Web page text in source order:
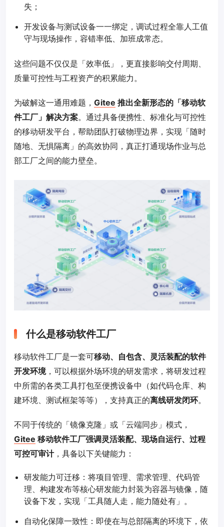
失；
开发设备与测试设备一一绑定，调试过程全靠人工值
守与现场操作，容错率低、加班成常态。
这些问题不仅仅是「效率低」，更直接影响交付周期、
质量可控性与工程资产的积累能力。
为破解这一通用难题， Gitee 推出全新形态的「移动软
件工厂」解决方案。通过具备便携性、标准化与可控性
的移动研发平台，帮助团队打破物理边界，实现「随时
随地、无惧隔离」的高效协同，真正打通现场作业与总
部工厂之间的能力壁垒。
什么是移动软件工厂
移动软件工厂是一套可移动、自包含、灵活装配的软件
开发环境，可以根据外场环境的研发需求，将研发过程
中所需的各类工具打包至便携设备中（如代码仓库、构
建环境、测试框架等等），支持真正的离线研发闭环。
不同于传统的「镜像克隆」或「云端同步」模式，
Gitee 移动软件工厂强调灵活装配、现场自运行、过程
可控可审计，具备以下关键能力：
研发能力可迁移：将项目管理、需求管理、代码管
理、构建发布等核心研发能力封装为容器与镜像，随
设备下发，实现「工具随人走，能力随处有」。
自动化保障一致性：即使在与总部隔离的环境下，依